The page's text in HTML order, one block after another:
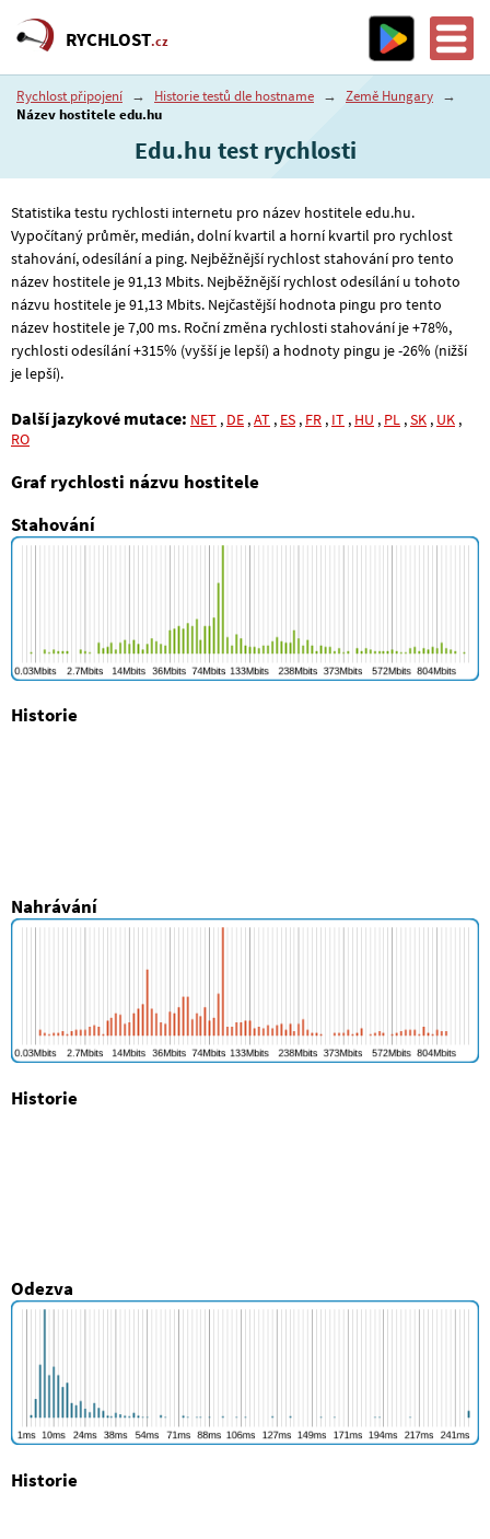
RYCHLOST.cz
Rychlost připojení → Historie testů dle hostname → Země Hungary →
Název hostitele edu.hu
Edu.hu test rychlosti
Statistika testu rychlosti internetu pro název hostitele edu.hu.
Vypočítaný průměr, medián, dolní kvartil a horní kvartil pro rychlost
stahování, odesílání a ping. Nejběžnější rychlost stahování pro tento
název hostitele je 91,13 Mbits. Nejběžnější rychlost odesílání u tohoto
názvu hostitele je 91,13 Mbits. Nejčastější hodnota pingu pro tento
název hostitele je 7,00 ms. Roční změna rychlosti stahování je +78%,
rychlosti odesílání +315% (vyšší je lepší) a hodnoty pingu je -26% (nižší
je lepší).
Další jazykové mutace: NET , DE ,AT , ES , FR , IT , HU , PL ,SK , UK ,
RO
Graf rychlosti názvu hostitele
Stahování
Historie
Nahrávání
Historie
Odezva
Historie